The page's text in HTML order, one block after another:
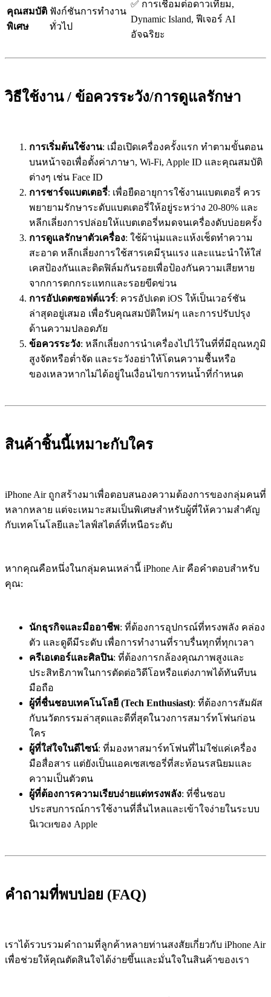
คุณสมบัติ
พิเศษ
ฟังก์ชันการทำงาน
ทั่วไป
✅ การเชื่อมต่อดาวเทียม,
Dynamic Island, ฟีเจอร์ AI
อัจฉริยะ
วิธีใช้งาน / ข้อควรระวัง/การดูแลรักษา
การเริ่มต้นใช้งาน: เมื่อเปิดเครื่องครั้งแรก ทำตามขั้นตอน
บนหน้าจอเพื่อตั้งค่าภาษา, Wi-Fi, Apple ID และคุณสมบัติ
ต่างๆ เช่น Face ID
การชาร์จแบตเตอรี่: เพื่อยืดอายุการใช้งานแบตเตอรี่ ควร
พยายามรักษาระดับแบตเตอรี่ให้อยู่ระหว่าง 20-80% และ
หลีกเลี่ยงการปล่อยให้แบตเตอรี่หมดจนเครื่องดับบ่อยครั้ง
การดูแลรักษาตัวเครื่อง: ใช้ผ้านุ่มและแห้งเช็ดทำความ
สะอาด หลีกเลี่ยงการใช้สารเคมีรุนแรง และแนะนำให้ใส่
เคสป้องกันและติดฟิล์มกันรอยเพื่อป้องกันความเสียหาย
จากการตกกระแทกและรอยขีดข่วน
การอัปเดตซอฟต์แวร์: ควรอัปเดต iOS ให้เป็นเวอร์ชัน
ล่าสุดอยู่เสมอ เพื่อรับคุณสมบัติใหม่ๆ และการปรับปรุง
ด้านความปลอดภัย
ข้อควรระวัง: หลีกเลี่ยงการนำเครื่องไปไว้ในที่ที่มีอุณหภูมิ
สูงจัดหรือต่ำจัด และระวังอย่าให้โดนความชื้นหรือ
ของเหลวหากไม่ได้อยู่ในเงื่อนไขการทนน้ำที่กำหนด
สินค้าชิ้นนี้เหมาะกับใคร
iPhone Air ถูกสร้างมาเพื่อตอบสนองความต้องการของกลุ่มคนที่
หลากหลาย แต่จะเหมาะสมเป็นพิเศษสำหรับผู้ที่ให้ความสำคัญ
กับเทคโนโลยีและไลฟ์สไตล์ที่เหนือระดับ
หากคุณคือหนึ่งในกลุ่มคนเหล่านี้ iPhone Air คือคำตอบสำหรับ
คุณ:
นักธุรกิจและมืออาชีพ: ที่ต้องการอุปกรณ์ที่ทรงพลัง คล่อง
ตัว และดูดีมีระดับ เพื่อการทำงานที่ราบรื่นทุกที่ทุกเวลา
ครีเอเตอร์และศิลปิน: ที่ต้องการกล้องคุณภาพสูงและ
ประสิทธิภาพในการตัดต่อวิดีโอหรือแต่งภาพได้ทันทีบน
มือถือ
ผู้ที่ชื่นชอบเทคโนโลยี (Tech Enthusiast): ที่ต้องการสัมผัส
กับนวัตกรรมล่าสุดและดีที่สุดในวงการสมาร์ทโฟนก่อน
ใคร
ผู้ที่ใส่ใจในดีไซน์: ที่มองหาสมาร์ทโฟนที่ไม่ใช่แค่เครื่อง
มือสื่อสาร แต่ยังเป็นแอคเซสเซอรี่ที่สะท้อนรสนิยมและ
ความเป็นตัวตน
ผู้ที่ต้องการความเรียบง่ายแต่ทรงพลัง: ที่ชื่นชอบ
ประสบการณ์การใช้งานที่ลื่นไหลและเข้าใจง่ายในระบบ
นิเวсиของ Apple
คำถามที่พบบ่อย (FAQ)
เราได้รวบรวมคำถามที่ลูกค้าหลายท่านสงสัยเกี่ยวกับ iPhone Air
เพื่อช่วยให้คุณตัดสินใจได้ง่ายขึ้นและมั่นใจในสินค้าของเรา